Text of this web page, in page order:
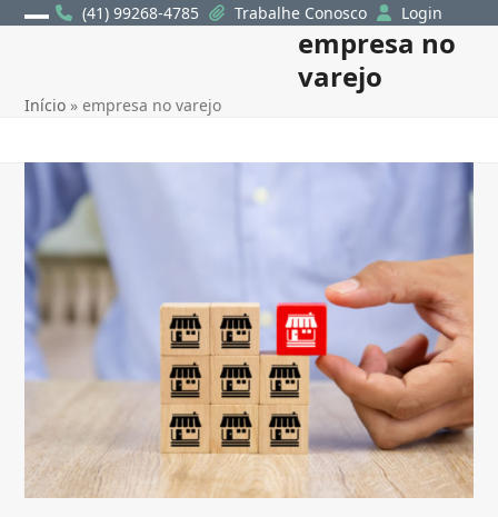
Skip
(41) 99268-4785 Trabalhe Conosco Login
menu
menu
empresa no
varejo
Início »empresa no varejo